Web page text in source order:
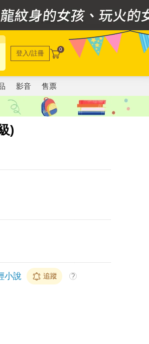
登入/註冊 0
影音 售票
)
小說 追蹤 ?